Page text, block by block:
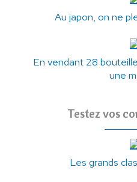
Au japon, on ne
En vendant 28
une
Testez vos
Les grands